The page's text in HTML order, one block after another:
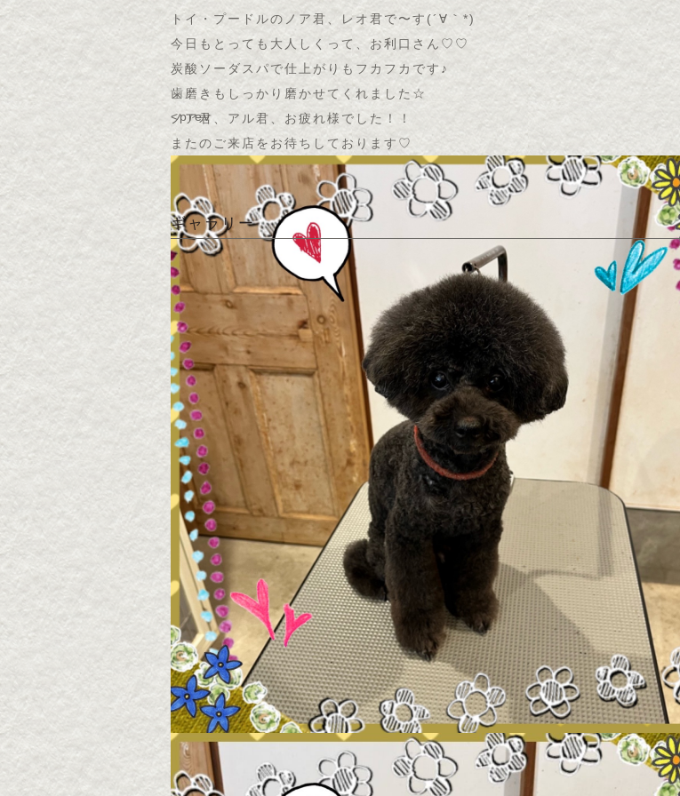
トイ・プードルのノア君、レオ君で〜す(´∀｀*)
今日もとっても大人しくって、お利口さん♡♡
炭酸ソーダスパで仕上がりもフカフカです♪
歯磨きもしっかり磨かせてくれました☆
ノア君、アル君、お疲れ様でした！！
またのご来店をお待ちしております♡
<prev
ギャラリー
2026・8・4 モコちゃん
2026年08月05日
▶続きを読む
2026・8・4 カノアちゃ
ん
2026年08月04日
▶続きを読む
2026・8・4 トト君
2026年08月04日
▶続きを読む
2026・8・3 コータ君
2026年08月03日
▶続きを読む
2026・8・3 メルちゃん
2026年08月03日
▶続きを読む
2026・8・2 ののちゃん
2026年08月03日
▶続きを読む